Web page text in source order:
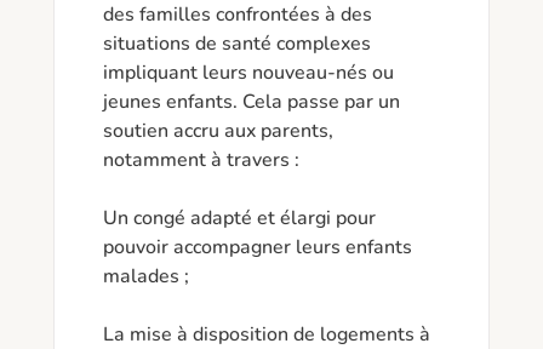
des familles confrontées à des
situations de santé complexes
impliquant leurs nouveau-nés ou
jeunes enfants. Cela passe par un
soutien accru aux parents,
notamment à travers :
Un congé adapté et élargi pour
pouvoir accompagner leurs enfants
malades ;
La mise à disposition de logements à